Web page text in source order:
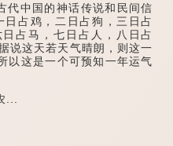
中国的神话传说和民间信
日占鸡，二日占狗，三日占
占马，七日占人，八日占
说这天若天气晴朗，则这一
以这是一个可预知一年运气
...